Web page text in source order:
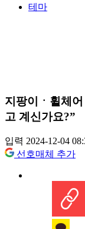
테마
지팡이ㆍ휠체
고 계신가요?”
입력 2024-12-04
선호매체 추가